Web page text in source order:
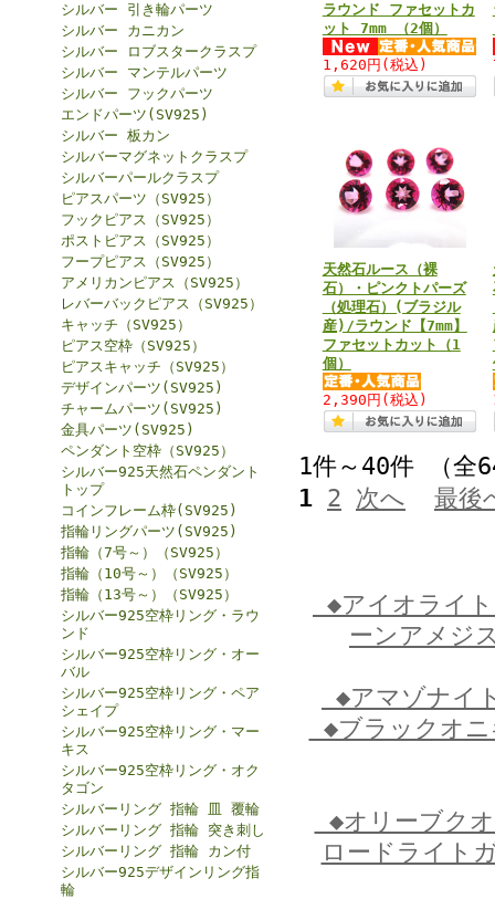
シルバー 引き輪パーツ
シルバー カニカン
シルバー ロブスタークラスプ
シルバー マンテルパーツ
シルバー フックパーツ
エンドパーツ(SV925)
シルバー 板カン
シルバーマグネットクラスプ
シルバーパールクラスプ
ピアスパーツ（SV925）
フックピアス（SV925）
ポストピアス（SV925）
フープピアス（SV925）
アメリカンピアス（SV925）
レバーバックピアス（SV925）
キャッチ（SV925）
ピアス空枠（SV925）
ピアスキャッチ（SV925）
デザインパーツ(SV925)
チャームパーツ(SV925)
金具パーツ(SV925)
ペンダント空枠（SV925）
シルバー925天然石ペンダント
トップ
コインフレーム枠(SV925)
指輪リングパーツ(SV925)
指輪（7号～）（SV925）
指輪（10号～）（SV925）
指輪（13号～）（SV925）
シルバー925空枠リング・ラウ
ンド
シルバー925空枠リング・オー
バル
シルバー925空枠リング・ペア
シェイプ
シルバー925空枠リング・マー
キス
シルバー925空枠リング・オク
タゴン
シルバーリング 指輪 皿 覆輪
シルバーリング 指輪 突き刺し
シルバーリング 指輪 カン付
シルバー925デザインリング指
輪
ラウンド ファセットカ
ット 7mm （2個）
1,620円 (税込)
天然石ルース（裸
石）・ピンクトパーズ
（処理石）(ブラジル
産)/ラウンド【7mm】
ファセットカット（1
個）
2,390円 (税込)
1件～40件 （
1 2 次へ 最後
◆アイオライ
ーンアメジ
◆アマゾナイ
◆ブラックオ
◆オリーブク
ロードライト